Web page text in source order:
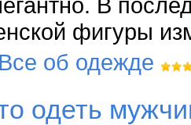
фигуры
Все об одежде
одеть